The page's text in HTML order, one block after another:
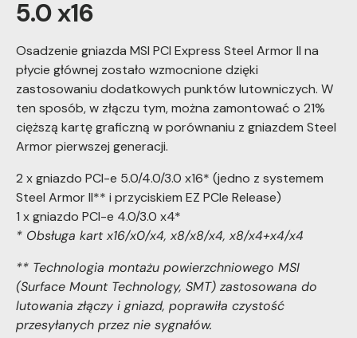
5.0 x16
Osadzenie gniazda MSI PCI Express Steel Armor II na
płycie głównej zostało wzmocnione dzięki
zastosowaniu dodatkowych punktów lutowniczych. W
ten sposób, w złączu tym, można zamontować o 21%
cięższą kartę graficzną w porównaniu z gniazdem Steel
Armor pierwszej generacji.
2 x gniazdo PCI-e 5.0/4.0/3.0 x16* (jedno z systemem
Steel Armor II** i przyciskiem EZ PCIe Release)
1 x gniazdo PCI-e 4.0/3.0 x4*
* Obsługa kart x16/x0/x4, x8/x8/x4, x8/x4+x4/x4
** Technologia montażu powierzchniowego MSI
(Surface Mount Technology, SMT) zastosowana do
lutowania złączy i gniazd, poprawiła czystość
przesyłanych przez nie sygnałów.